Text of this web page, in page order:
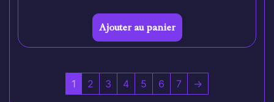
Ajouter au panier
1 2 3 4 5 6 7 →